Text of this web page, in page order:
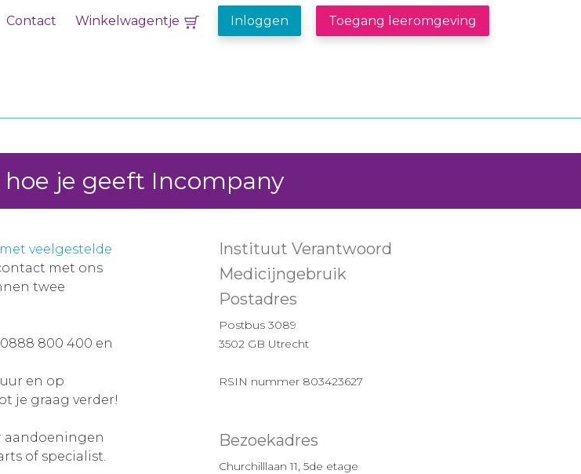
Contact Winkelwagentje Inloggen Toegang leeromgeving
je geeft Incompany
veelgestelde
met ons
twee
800 400 en
en op
je graag verder!
aandoeningen
of specialist.
Instituut Verantwoord
Medicijngebruik
Postadres
Postbus 3089
3502 GB Utrecht
RSIN nummer 803423627
Bezoekadres
Churchilllaan 11, 5de etage